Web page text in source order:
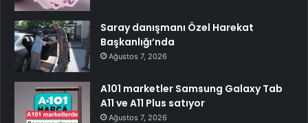
Saray danışmanı Özel Harekat
Başkanlığı’nda
Ağustos 7, 2026
A101 marketler Samsung Galaxy Tab
A11 ve A11 Plus satıyor
Ağustos 7, 2026